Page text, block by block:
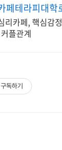
페테라피대학
리카페, 핵심감
플관계
구독하기